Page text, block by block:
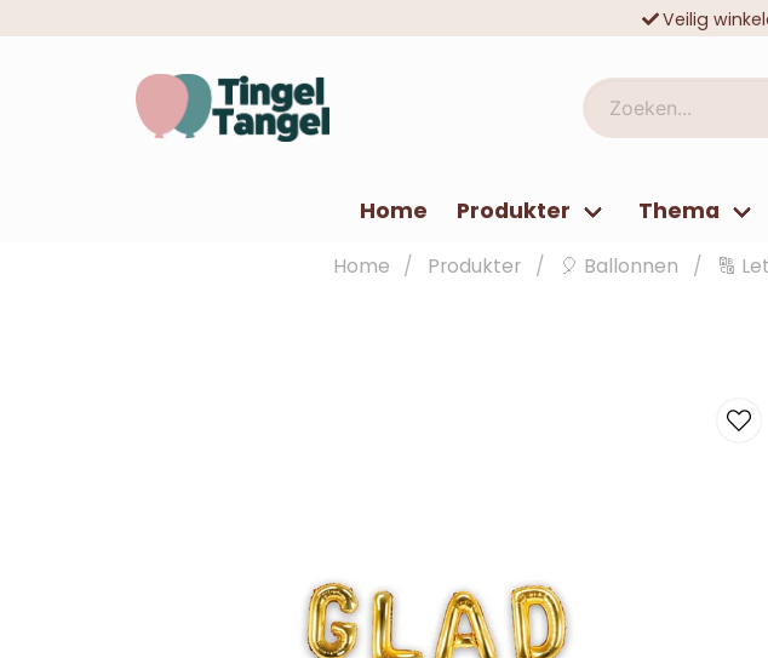
Veilig
Zoeken...
Home Produkter Thema
Home Produkter 🎈 Ballonnen 🔠